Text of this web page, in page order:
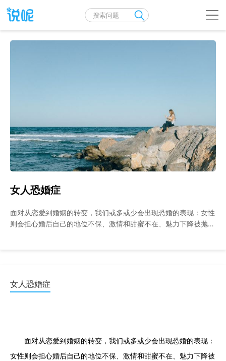
女人恐婚症
面对从恋爱到婚姻的转变，我们或多或少会出现恐婚的表现：女性
则会担心婚后自己的地位不保、激情和甜蜜不在、魅力下降被抛
女人恐婚症
面对从恋爱到婚姻的转变，我们或多或少会出现恐婚的表现：
女性则会担心婚后自己的地位不保、激情和甜蜜不在、魅力下降被